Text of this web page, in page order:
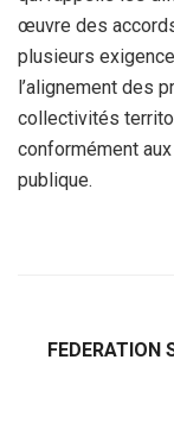
œuvre des
plusieurs
l’alignement des
collectivités
conformément
publique.
FEDERATION